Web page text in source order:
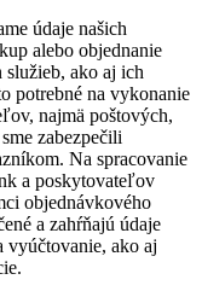
údaje našich
alebo objednanie
ako aj ich
potrebné na vykonanie
najmä poštových,
zabezpečili
Na spracovanie
a poskytovateľov
objednávkového
a zahŕňajú údaje
vyúčtovanie, ako aj